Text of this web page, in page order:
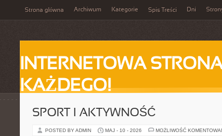
Strona główna Archiwum Kategorie Spis Treści Dni
INTERNETOWA
KAŻDEGO!
SPORT I AKTYWNOŚĆ
POSTED BY ADMIN MAJ - 10 - 2026 MOŻLIWOŚĆ